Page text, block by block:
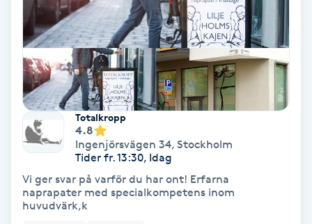
Kroppspeeling
Käkledsbehandling
Kärlbehandling
Laserbehandling
Lashlift Keratin
Totalkropp
4.8
Ingenjörsvägen 34, Stockholm
Tider fr. 13:30, Idag
Vi ger svar på varför du har ont! Erfarna
naprapater med specialkompetens inom
huvudvärk,k